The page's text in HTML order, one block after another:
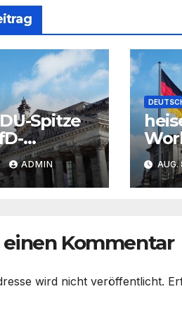
Spitze
nicht
ADMIN
Kommentar
wird nicht veröffentlicht.